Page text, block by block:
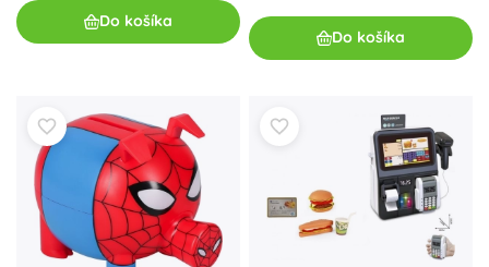
Do košíka
Do košíka